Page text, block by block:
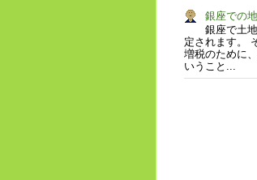
銀座での
銀座で土
定されます。
増税のために
いうこと...